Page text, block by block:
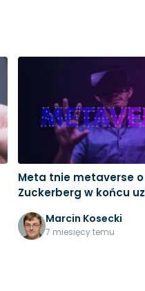
Meta tnie metaverse o
Zuckerberg w końcu
Marcin Kosecki
7 miesięcy temu